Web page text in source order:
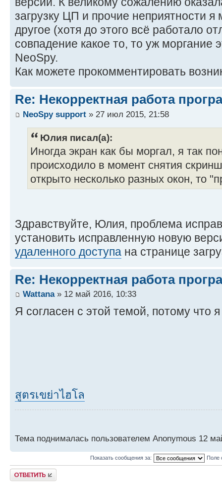
загрузку ЦП и прочие неприятности я
другое (хотя до этого всё работало
совпадение какое то, то уж моргание
NeoSpy.
Как можете прокомментировать
Re: Некорректная работа
NeoSpy support » 27 июл 2015, 21:58
Юлия писал(а):
Иногда экран как бы моргал, я так
происходило в момент снятия
открыто несколько разных окон, то
Здравствуйте, Юлия, проблема
установить исправленную новую
удаленного доступа на странице
Re: Некорректная работа
Wattana» 12 май 2016, 10:33
Я согласен с этой темой, потому что
สูตรเขย่าไฮโล
Тема поднималась пользователем Anonymous 12
Показать сообщения за: Поле
Ответить